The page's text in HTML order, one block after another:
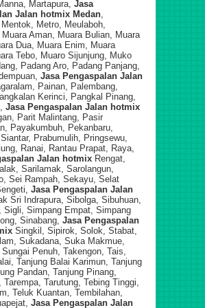
Martapura, Jasa
Jalan hotmix Medan,
Mentok, Metro, Meulaboh,
Muara Aman, Muara Bulian, Muara
Dua, Muara Enim, Muara
Tebo, Muaro Sijunjung, Muko
Padang Aro, Padang Panjang,
Jasa Pengaspalan Jalan
Painan, Palembang,
Kerinci, Pangkal Pinang,
Jasa Pengaspalan Jalan hotmix
Parit Malintang, Pasir
Payakumbuh, Pekanbaru,
Prabumulih, Pringsewu,
Ranai, Rantau Prapat, Raya,
Jalan hotmix Rengat,
Sarilamak, Sarolangun,
Sei Rampah, Sekayu, Selat
Jasa Pengaspalan Jalan
Sri Indrapura, Sibolga, Sibuhuan,
Sigli, Simpang Empat, Simpang
Sinabang, Jasa Pengaspalan
Singkil, Sipirok, Solok, Stabat,
Sukadana, Suka Makmue,
Penuh, Takengon, Tais,
Tanjung Balai Karimun, Tanjung
Pandan, Tanjung Pinang,
Tarempa, Tarutung, Tebing Tinggi,
Teluk Kuantan, Tembilahan,
Jasa Pengaspalan Jalan